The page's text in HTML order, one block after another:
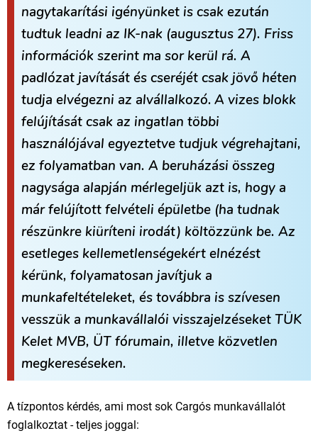
nagytakarítási igényünket is csak ezután
tudtuk leadni az IK-nak (augusztus 27). Friss
információk szerint ma sor kerül rá. A
padlózat javítását és cseréjét csak jövő héten
tudja elvégezni az alvállalkozó.A vizes blokk
felújítását csak az ingatlan többi
használójával egyeztetve tudjuk végrehajtani,
ez folyamatban van. A beruházási összeg
nagysága alapján mérlegeljük azt is, hogy a
már felújított felvételi épületbe (ha tudnak
részünkre kiüríteni irodát) költözzünk be. Az
esetleges kellemetlenségekért elnézést
kérünk, folyamatosan javítjuk a
munkafeltételeket, és továbbra is szívesen
vesszük a munkavállalói visszajelzéseket TÜK
Kelet MVB, ÜT fórumain, illetve közvetlen
megkereséseken.
A tízpontos kérdés, ami most sok Cargós munkavállalót
foglalkoztat - teljes joggal: